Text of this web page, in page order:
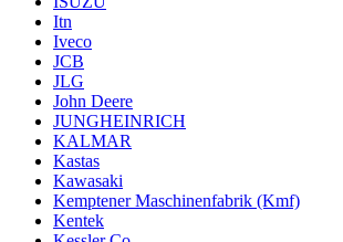
Itn
Iveco
JCB
JLG
John Deere
JUNGHEINRICH
KALMAR
Kastas
Kawasaki
Kemptener Maschinenfabrik (Kmf)
Kentek